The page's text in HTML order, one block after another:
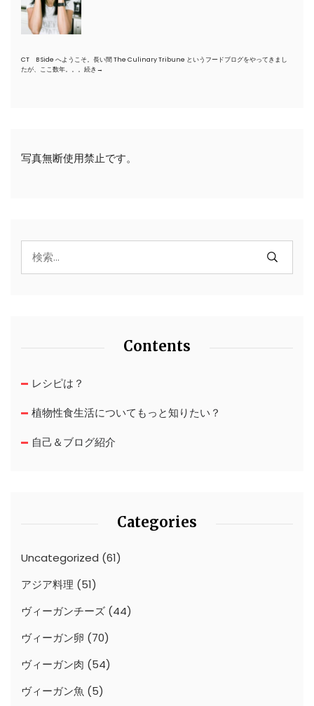
CT B Side へようこそ。長い間 The Culinary Tribune というフードブログをやってきまし
たが、ここ数年。。。 続き→
写真無断使用禁止です。
Contents
レシピは？
植物性食生活についてもっと知りたい？
自己＆ブログ紹介
Categories
Uncategorized (61)
アジア料理 (51)
ヴィーガンチーズ (44)
ヴィーガン卵 (70)
ヴィーガン肉 (54)
ヴィーガン魚 (5)